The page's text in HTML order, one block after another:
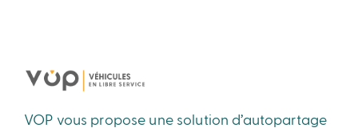
VOP vous propose une solution d’autopartage